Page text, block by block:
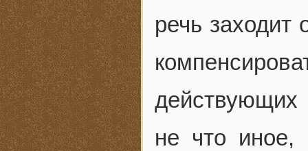
речь заходит
действующих
не что иное,